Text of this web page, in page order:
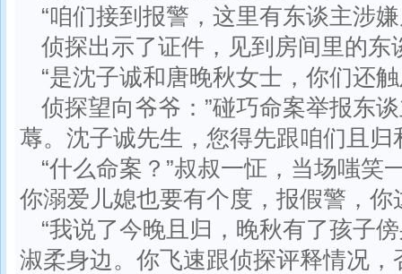
“咱们接到报警，这里有东谈主涉
侦探出示了证件，见到房间里的东
“是沈子诚和唐晚秋女士，你们还
侦探望向爷爷：”碰巧命案举报东
蓐。沈子诚先生，您得先跟咱们且归
“什么命案？”叔叔一怔，当场嗤笑
你溺爱儿媳也要有个度，报假警，你
“我说了今晚且归，晚秋有了孩子
淑柔身边。你飞速跟侦探评释情况